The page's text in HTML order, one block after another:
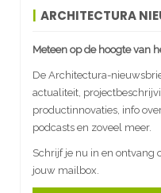
ARCHITECTURA
Meteen op de hoogte van
De Architectura-
actualiteit,
productinnovaties, info
podcasts en zoveel meer.
Schrijf je nu in en ontvang
jouw mailbox.